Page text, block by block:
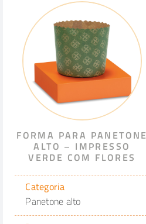
FORMA PARA PANETONE
ALTO – IMPRESSO
VERDE COM FLORES
Categoria
Panetone alto